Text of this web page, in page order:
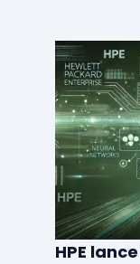
HPE